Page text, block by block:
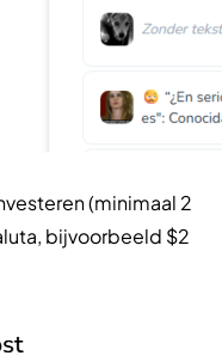
(minimaal 2
bijvoorbeeld $2